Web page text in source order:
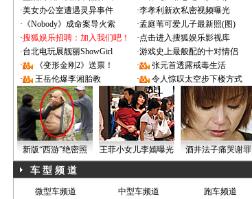
·美女办公室遭遇灵异事件 ·李孝利新欢私密视频曝光
· 《Nobody》成命案导火索 ·孟庭苇可爱儿子最新照(图)
·搜狐娱乐招聘：加入我们吧！ ·点击进入搜狐娱乐影视库
·台北电玩展靓丽ShowGirl ·游戏史上最般配的十对情侣
·
《变形金刚2》送票！ ·
张元首透露戒毒生活
·
王岳伦爆李湘胎教 · 令人惊叹太空步下楼方式
新版“西游”绝密照 王菲小女儿李嫣曝光 酒井法子痛哭谢罪
车 型 频 道
微型车频道 中型车频道
跑车频道